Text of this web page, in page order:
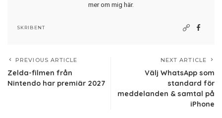
mer om mig här.
SKRIBENT
PREVIOUS ARTICLE
Zelda-filmen från
Nintendo har premiär 2027
NEXT ARTICLE
Välj WhatsApp som
standard för
meddelanden & samtal på
iPhone